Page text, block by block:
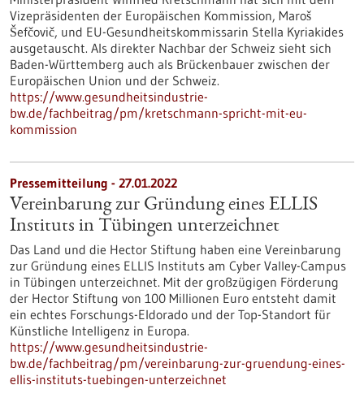
Vizepräsidenten der Europäischen Kommission, Maroš
Šefčovič, und EU-Gesundheitskommissarin Stella Kyriakides
ausgetauscht. Als direkter Nachbar der Schweiz sieht sich
Baden-Württemberg auch als Brückenbauer zwischen der
Europäischen Union und der Schweiz.
https://www.gesundheitsindustrie-
bw.de/fachbeitrag/pm/kretschmann-spricht-mit-eu-
kommission
Pressemitteilung - 27.01.2022
Vereinbarung zur Gründung eines ELLIS
Instituts in Tübingen unterzeichnet
Das Land und die Hector Stiftung haben eine Vereinbarung
zur Gründung eines ELLIS Instituts am Cyber Valley-Campus
in Tübingen unterzeichnet. Mit der großzügigen Förderung
der Hector Stiftung von 100 Millionen Euro entsteht damit
ein echtes Forschungs-Eldorado und der Top-Standort für
Künstliche Intelligenz in Europa.
https://www.gesundheitsindustrie-
bw.de/fachbeitrag/pm/vereinbarung-zur-gruendung-eines-
ellis-instituts-tuebingen-unterzeichnet